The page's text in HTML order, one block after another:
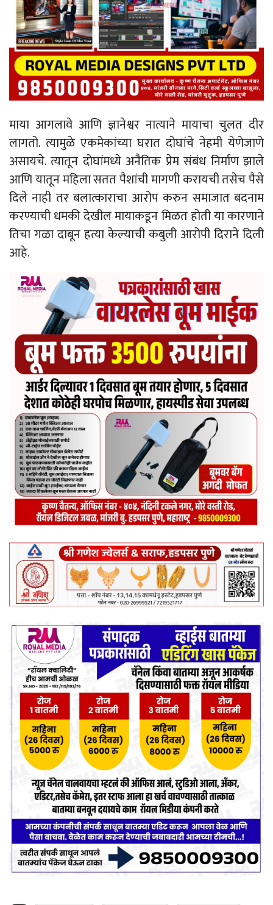
माया आगलावे आणि ज्ञानेश्वर नात्याने मायाचा चुलत दीर
लागतो. त्यामुळे एकमेकांच्या घरात दोघांचे नेहमी येणेजाणे
असायचे. त्यातून दोघांमध्ये अनैतिक प्रेम संबंध निर्माण झाले
आणि यातून महिला सतत पैशांची मागणी करायची तसेच पैसे
दिले नाही तर बलात्काराचा आरोप करुन समाजात बदनाम
करण्याची धमकी देखील मायाकडून मिळत होती या कारणाने
तिचा गळा दाबून हत्या केल्याची कबुली आरोपी दिराने दिली
आहे.